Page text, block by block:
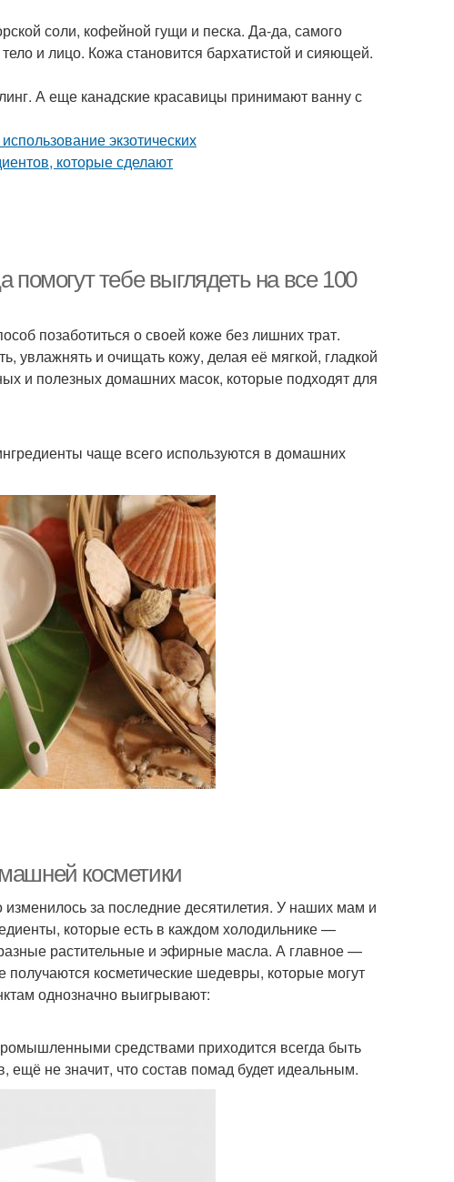
соли, кофейной гущи и песка. Да-да, самого
и лицо. Кожа становится бархатистой и сияющей.
А еще канадские красавицы принимают ванну с
тебе выглядеть на все 100
позаботиться о своей коже без лишних трат.
увлажнять и очищать кожу, делая её мягкой, гладкой
и полезных домашних масок, которые подходят для
чаще всего используются в домашних
косметики
за последние десятилетия. У наших мам и
которые есть в каждом холодильнике —
растительные и эфирные масла. А главное —
косметические шедевры, которые могут
однозначно выигрывают:
средствами приходится всегда быть
не значит, что состав помад будет идеальным.